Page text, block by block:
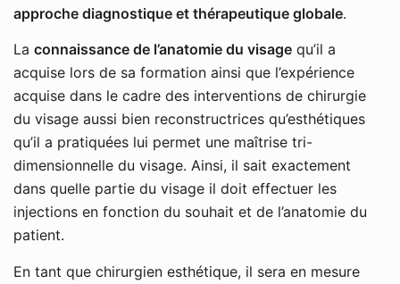
approche diagnostique et thérapeutique globale.
La connaissance de l’anatomie du visage qu’il a
acquise lors de sa formation ainsi que l’expérience
acquise dans le cadre des interventions de chirurgie
du visage aussi bien reconstructrices qu’esthétiques
qu’il a pratiquées lui permet une maîtrise tri-
dimensionnelle du visage. Ainsi, il sait exactement
dans quelle partie du visage il doit effectuer les
injections en fonction du souhait et de l’anatomie du
patient.
En tant que chirurgien esthétique, il sera en mesure